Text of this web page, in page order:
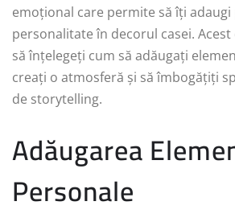
emoțional care permite să îți
personalitate în decorul casei.
să înțelegeți cum să adăugați
creați o atmosferă și să îmbogățiți
de storytelling.
Adăugarea
Personale